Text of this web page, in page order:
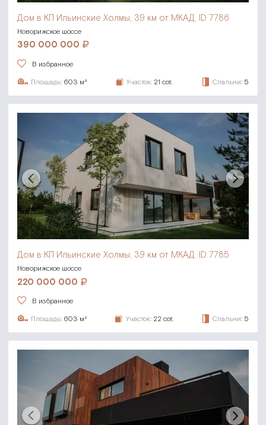
Дом в КП Ильинские Холмы, 39 км от МКАД, ID 7786
Новорижское шоссе
390 000 000
В избранное
Площадь: 603 м² Участок: 21 сот. Спальни: 5
Дом в КП Ильинские Холмы, 39 км от МКАД, ID 7785
Новорижское шоссе
220 000 000
В избранное
Площадь: 603 м² Участок: 22 сот. Спальни: 5